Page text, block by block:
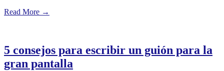
Read More →
5 consejos para escribir un guión para la
gran pantalla